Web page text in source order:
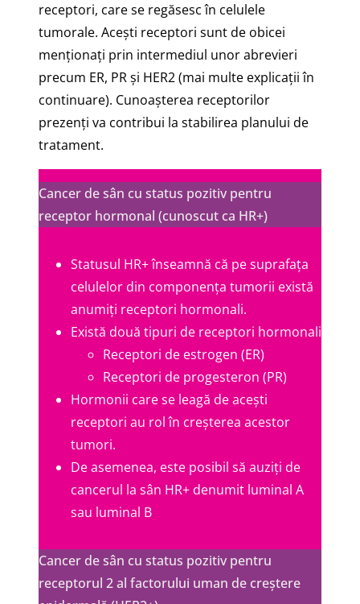
receptori, care se regăsesc în celulele
tumorale. Acești receptori sunt de obicei
menționați prin intermediul unor abrevieri
precum ER, PR și HER2 (mai multe explicații în
continuare). Cunoașterea receptorilor
prezenți va contribui la stabilirea planului de
tratament.
Cancer de sân cu status pozitiv pentru
receptor hormonal (cunoscut ca HR+)
Statusul HR+ înseamnă că pe suprafața
celulelor din componența tumorii există
anumiți receptori hormonali.
Există două tipuri de receptori hormonali
Receptori de estrogen (ER)
Receptori de progesteron (PR)
Hormonii care se leagă de acești
receptori au rol în creșterea acestor
tumori.
De asemenea, este posibil să auziți de
cancerul la sân HR+ denumit luminal A
sau luminal B
Cancer de sân cu status pozitiv pentru
receptorul 2 al factorului uman de creștere